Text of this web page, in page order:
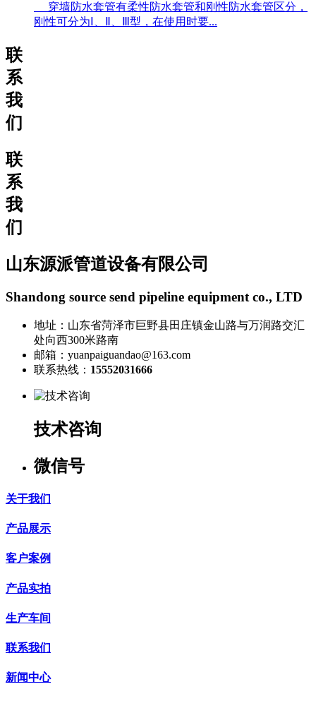
穿墙防水套管有柔性防水套管和刚性防水套管区分，
刚性可分为Ⅰ、Ⅱ、Ⅲ型，在使用时要...
联
系
我
们
联
系
我
们
山东源派管道设备有限公司
Shandong source send pipeline equipment co., LTD
地址：山东省菏泽市巨野县田庄镇金山路与万润路交汇
处向西300米路南
邮箱：yuanpaiguandao@163.com
联系热线： 15552031666
技术咨询
微信号
关于我们
产品展示
客户案例
产品实拍
生产车间
联系我们
新闻中心